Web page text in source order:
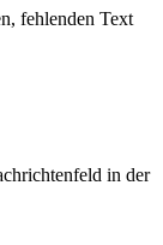
fehlenden Text
in der